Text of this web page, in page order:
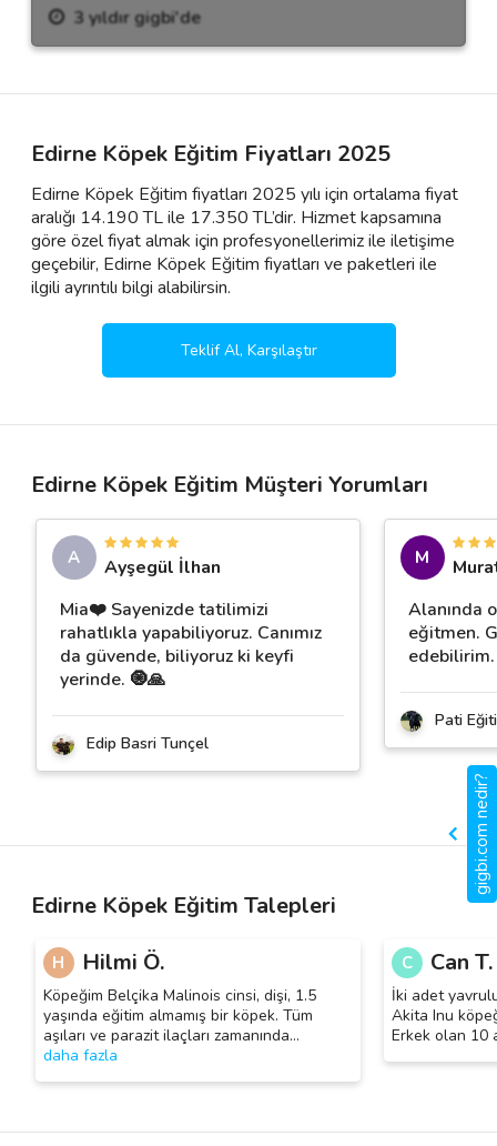
3 yıldır gigbi'de
Edirne Köpek Eğitim Fiyatları 2025
Edirne Köpek Eğitim fiyatları 2025 yılı için ortalama fiyat
aralığı 14.190 TL ile 17.350 TL’dir. Hizmet kapsamına
göre özel fiyat almak için profesyonellerimiz ile iletişime
geçebilir, Edirne Köpek Eğitim fiyatları ve paketleri ile
ilgili ayrıntılı bilgi alabilirsin.
Teklif Al, Karşılaştır
Edirne Köpek Eğitim Müşteri Yorumları
A
Ayşegül İlhan
Mia❤️ Sayenizde tatilimizi
rahatlıkla yapabiliyoruz. Canımız
da güvende, biliyoruz ki keyfi
yerinde. 🧿🙏
Edip Basri Tunçel
M
Alanında
eğitmen.
edebilirim.
Pati
Edirne Köpek Eğitim Talepleri
H Hilmi Ö.
Köpeğim Belçika Malinois cinsi, dişi, 1.5
yaşında eğitim almamış bir köpek. Tüm
aşıları ve parazit ilaçları zamanında…
daha fazla
C Can T.
İki adet
Akita Inu
Erkek olan 10
gigbi.com nedir?